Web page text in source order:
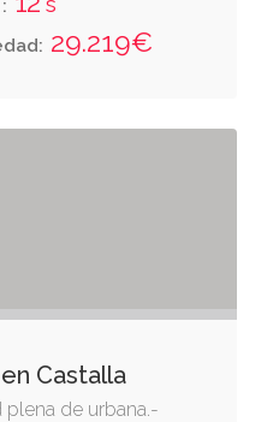
noventa y uno de
sur, con la línea del
y tres del indicado
:
29.219€
Castalla
de urbana.-